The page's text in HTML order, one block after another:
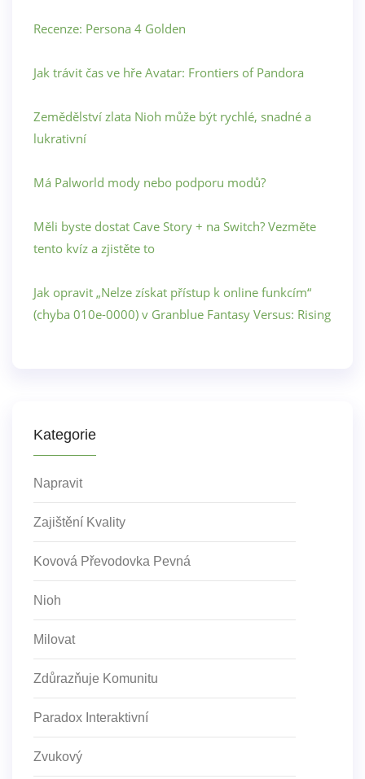
Recenze: Persona 4 Golden
Jak trávit čas ve hře Avatar: Frontiers of Pandora
Zemědělství zlata Nioh může být rychlé, snadné a
lukrativní
Má Palworld mody nebo podporu modů?
Měli byste dostat Cave Story + na Switch? Vezměte
tento kvíz a zjistěte to
Jak opravit „Nelze získat přístup k online funkcím“
(chyba 010e-0000) v Granblue Fantasy Versus: Rising
Kategorie
Napravit
Zajištění Kvality
Kovová Převodovka Pevná
Nioh
Milovat
Zdůrazňuje Komunitu
Paradox Interaktivní
Zvukový